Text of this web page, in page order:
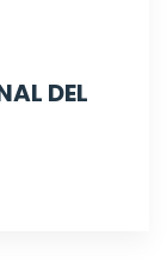
DEL